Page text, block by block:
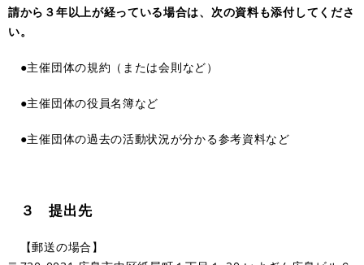
請から３年以上が経っている場合は、次の資料も添付してくださ
い。
●主催団体の規約（または会則など）
●主催団体の役員名簿など
●主催団体の過去の活動状況が分かる参考資料など
３ 提出先
【郵送の場合】